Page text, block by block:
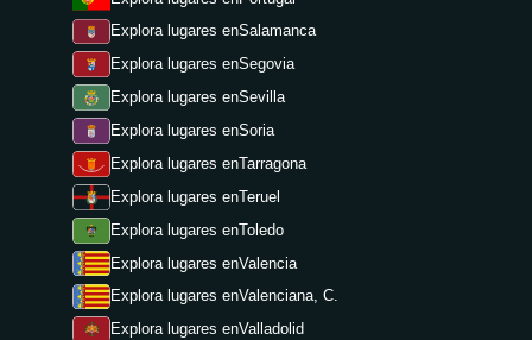
Explora lugares enSalamanca
Explora lugares enSegovia
Explora lugares enSevilla
Explora lugares enSoria
Explora lugares enTarragona
Explora lugares enTeruel
Explora lugares enToledo
Explora lugares enValencia
Explora lugares enValenciana, C.
Explora lugares enValladolid